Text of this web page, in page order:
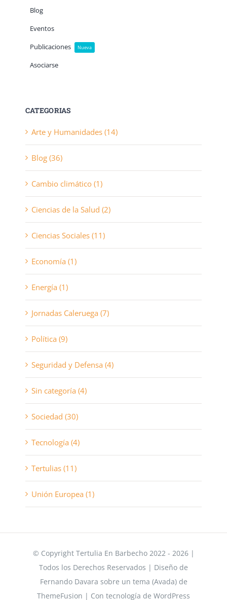
Blog
Eventos
Publicaciones
Nueva
Asociarse
CATEGORIAS
Arte y Humanidades (14)
Blog (36)
Cambio climático (1)
Ciencias de la Salud (2)
Ciencias Sociales (11)
Economía (1)
Energía (1)
Jornadas Caleruega (7)
Política (9)
Seguridad y Defensa (4)
Sin categoría (4)
Sociedad (30)
Tecnología (4)
Tertulias (11)
Unión Europea (1)
© Copyright Tertulia En Barbecho 2022 - 2026 |
Todos los Derechos Reservados | Diseño de
Fernando Davara sobre un tema (Avada) de
ThemeFusion | Con tecnología de WordPress